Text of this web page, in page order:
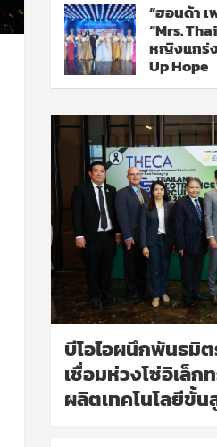
“ฮอนด้า
“Mrs.
หญิงแกร่ง
Up Hope
บีโอไอผนึกพันธมิต
เชื่อมห่วงโซ่อิเล็
ผลิตเทคโนโลยีขั้น